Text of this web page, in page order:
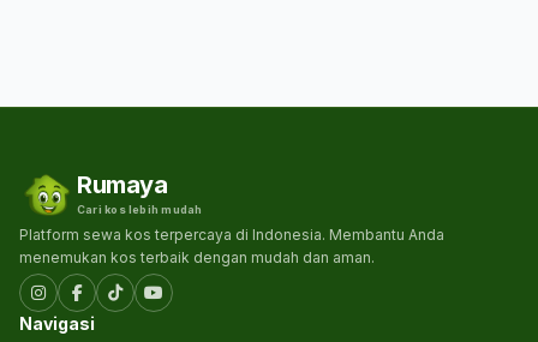
Rumaya
Cari kos lebih mudah
Platform sewa kos terpercaya di Indonesia. Membantu Anda
menemukan kos terbaik dengan mudah dan aman.
Navigasi